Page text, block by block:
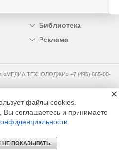
Библиотека
Реклама
«МЕДИА ТЕХНОЛОДЖИ» +7 (495) 665-00-
файлы cookies.
Вы соглашаетесь и принимаете
НЕ ПОКАЗЫВАТЬ.
×